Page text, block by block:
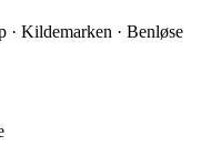
· Kildemarken · Benløse